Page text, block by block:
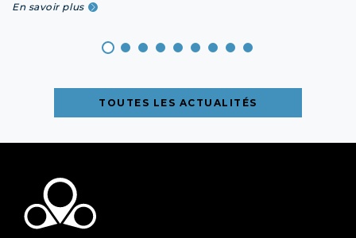
En savoir plus
TOUTES LES ACTUALITÉS